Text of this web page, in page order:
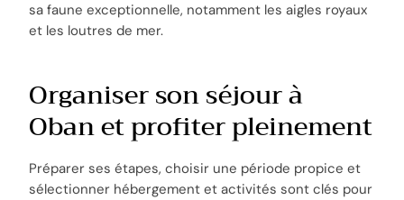
sa faune exceptionnelle, notamment les aigles royaux
et les loutres de mer.
Organiser son séjour à
Oban et profiter pleinement
Préparer ses étapes, choisir une période propice et
sélectionner hébergement et activités sont clés pour